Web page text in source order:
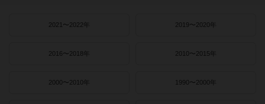
2021〜2022年 2019〜2020年
2016〜2018年 2010〜2015年
2000〜2010年 1990〜2000年